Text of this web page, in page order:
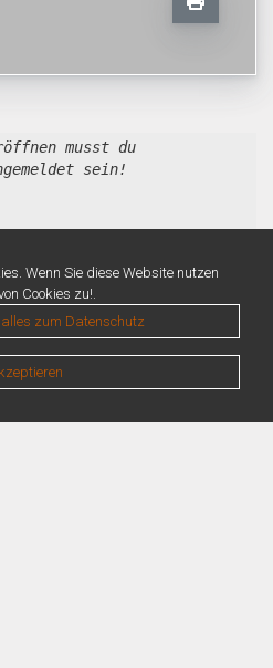
musst du
sein!
Wenn Sie diese Website nutzen
Cookies zu!.
zum Datenschutz